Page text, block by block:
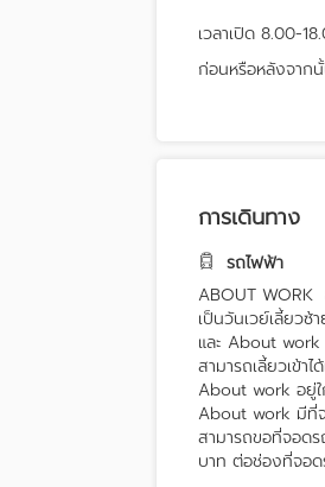
เวลาเปิด 8.00-
ก่อนหรือหลังจาก
การเดินทาง
รถไฟฟ้า
ABOUT WORK
เป็นวันเวย์เลี้ยวซ้
และ About work
สามารถเลี้ยวเข้าไ
About work อยู่ใ
About work มีที่
สามารถขอที่จอด
บาท ต่อช่องที่จอ